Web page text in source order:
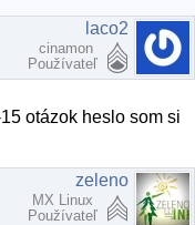
laco2
cinamon
Používateľ
otázok heslo som si
zeleno
MX Linux
Používateľ